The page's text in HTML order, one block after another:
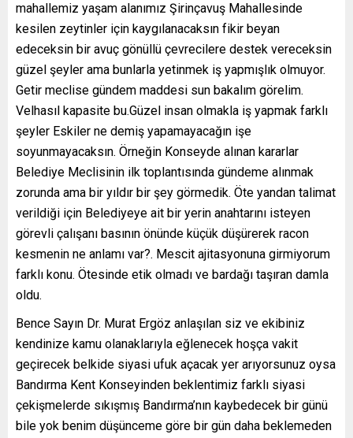
mahallemiz yaşam alanımız Şirinçavuş Mahallesinde
kesilen zeytinler için kaygılanacaksın fikir beyan
edeceksin bir avuç gönüllü çevrecilere destek vereceksin
güzel şeyler ama bunlarla yetinmek iş yapmışlık olmuyor.
Getir meclise gündem maddesi sun bakalım görelim.
Velhasıl kapasite bu.Güzel insan olmakla iş yapmak farklı
şeyler Eskiler ne demiş yapamayacağın işe
soyunmayacaksın. Örneğin Konseyde alınan kararlar
Belediye Meclisinin ilk toplantısında gündeme alınmak
zorunda ama bir yıldır bir şey görmedik. Öte yandan talimat
verildiği için Belediyeye ait bir yerin anahtarını isteyen
görevli çalışanı basının önünde küçük düşürerek racon
kesmenin ne anlamı var?. Mescit ajitasyonuna girmiyorum
farklı konu. Ötesinde etik olmadı ve bardağı taşıran damla
oldu.
Bence Sayın Dr. Murat Ergöz anlaşılan siz ve ekibiniz
kendinize kamu olanaklarıyla eğlenecek hoşça vakit
geçirecek belkide siyasi ufuk açacak yer arıyorsunuz oysa
Bandırma Kent Konseyinden beklentimiz farklı siyasi
çekişmelerde sıkışmış Bandırma’nın kaybedecek bir günü
bile yok benim düşünceme göre bir gün daha beklemeden